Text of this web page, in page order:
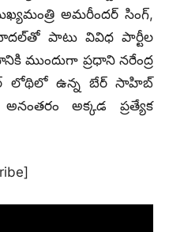
అమరీందర్‌ సింగ్‌,
పాటు వివిధ పార్టీల
ముందుగా ప్రధాని నరేంద్ర
లోథిలో ఉన్న బేర్ సాహిబ్‌
అనంతరం అక్కడ ప్రత్యేక